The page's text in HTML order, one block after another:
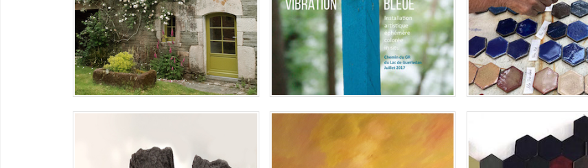
Céramique – Les brakhas Huile sur toile, format carré 1x1m.
EXPOSITION PLAINE,
Exposition "Plaine" à